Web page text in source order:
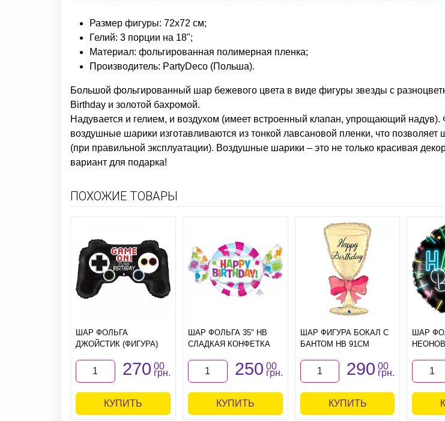
Размер фигуры: 72х72 см;
Гелий: 3 порции на 18";
Материал: фольгированная полимерная пленка;
Производитель: PartyDeco (Польша).
Большой фольгированный шар бежевого цвета в виде фигуры звезды с
Birthday и золотой бахромой.
Надувается и гелием, и воздухом (имеет встроенный клапан, упрощающий
воздушные шарики изготавливаются из тонкой лавсановой пленки, что позволяет
(при правильной эксплуатации). Воздушные шарики – это не только красивая
вариант для подарка!
ПОХОЖИЕ ТОВАРЫ
ШАР ФОЛЬГА
ДЖОЙСТИК (ФИГУРА)
270 00
грн.
КУПИТЬ
ШАР ФОЛЬГА 35" HB
СЛАДКАЯ КОНФЕТКА
250 00
грн.
КУПИТЬ
ШАР ФИГУРА БОКАЛ С
БАНТОМ HB 91СМ
290 00
грн.
КУПИТЬ
ШАР